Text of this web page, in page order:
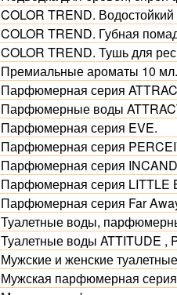
COLOR TREND.
COLOR TREND. Губная
COLOR TREND. Тушь для
Премиальные ароматы 10
Парфюмерная серия
Парфюмерные воды
Парфюмерная серия EVE.
Парфюмерная серия
Парфюмерная серия
Парфюмерная серия LITTLE
Парфюмерная серия Far
Туалетные воды,
Туалетные воды ATTITUDE ,
Мужские и женские
Мужская парфюмерная